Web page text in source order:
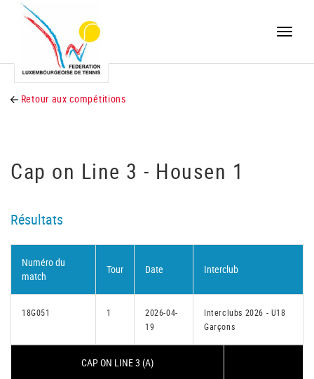
Toggle
Retour aux compétitions
Cap on Line 3 - Housen 1
Résultats
Numéro du
match
Tour Date Interclub
18G051 1
2026-04-
19
Interclubs 2026 - U18
Garçons
CAP ON LINE 3 (A)